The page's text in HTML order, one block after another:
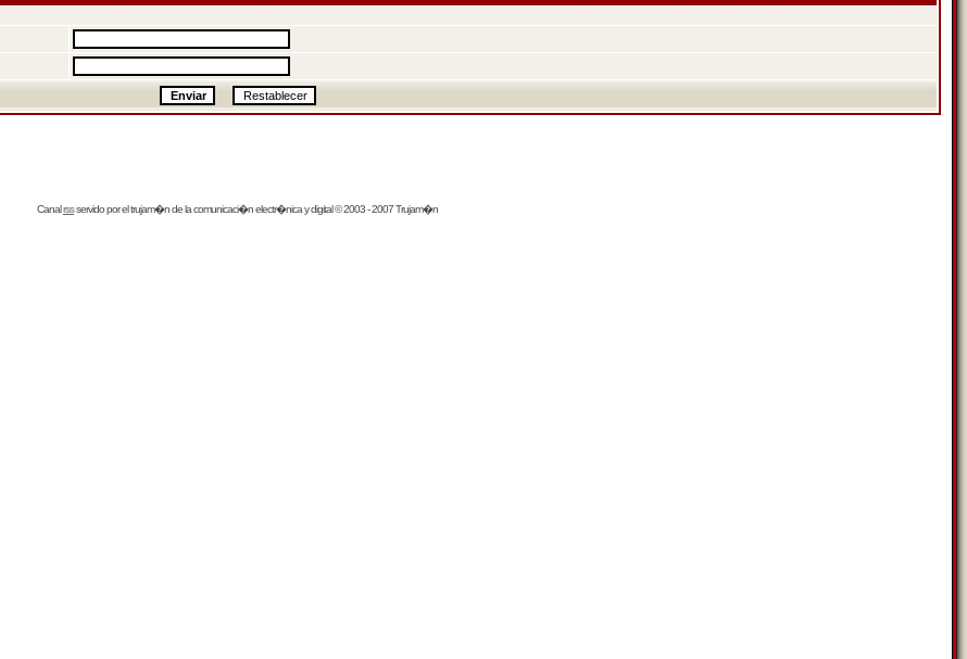
Canalrssservido por eltrujam�nde la comunicaci�n electr�nica y digital © 2003 - 2007 Trujam�n